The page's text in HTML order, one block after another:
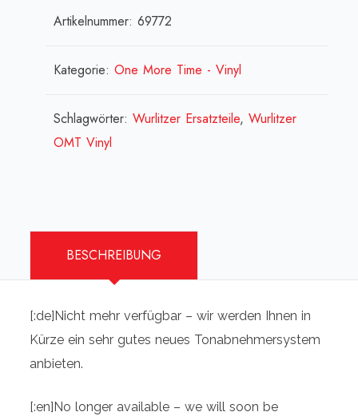
Artikelnummer:69772
Kategorie:One More Time - Vinyl
Schlagwörter:Wurlitzer Ersatzteile,Wurlitzer
OMT Vinyl
BESCHREIBUNG
[:de] Nicht mehr verfügbar – wir werden Ihnen in
Kürze ein sehr gutes neues Tonabnehmersystem
anbieten.
[:en] No longer available – we will soon be